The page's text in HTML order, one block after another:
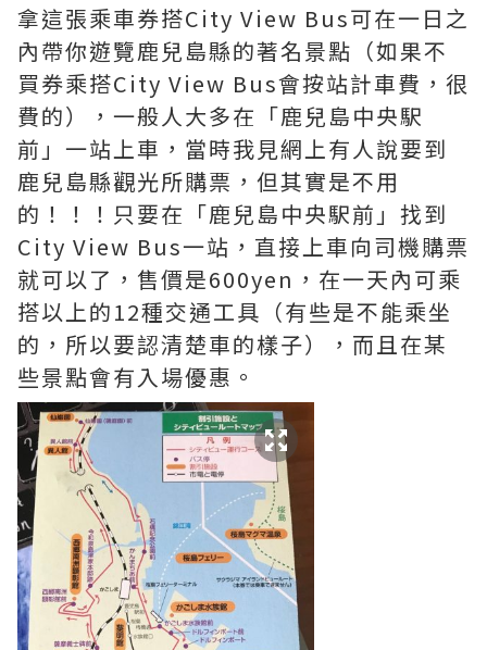
拿這張乘車券搭City View Bus可在一日之
內帶你遊覽鹿兒島縣的著名景點（如果不
買券乘搭City View Bus會按站計車費，很
費的），一般人大多在「鹿兒島中央駅
前」一站上車，當時我見網上有人說要到
鹿兒島縣觀光所購票，但其實是不用
的！！！只要在「鹿兒島中央駅前」找到
City View Bus一站，直接上車向司機購票
就可以了，售價是600yen，在一天內可乘
搭以上的12種交通工具（有些是不能乘坐
的，所以要認清楚車的樣子），而且在某
些景點會有入場優惠。